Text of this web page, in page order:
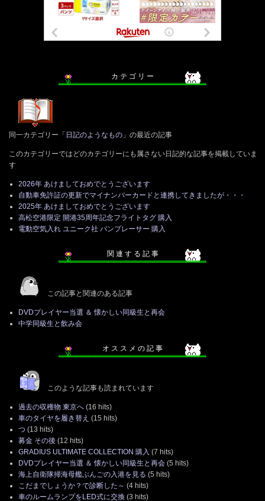
カ テ ゴ リ ー
同一カテゴリー「 日記のようなもの 」の最近の記事
このカテゴリーではどのカテゴリーにも属さない日記的な記事を掲載していま
す
2026年 あけましておめでとうございます
自動車免許証の更新でマイナンバーカードと連携してきましたが・・・
2025年 あけましておめでとうございます
高松空港限定 開港35周年記念フライトタグ 購入
電動空気入れ ユニーク社 パンプレーサー 購入
関 連 す る 記 事
この記事と関連のある記事
DVDプレイヤー当選 ＆ 懐かしい同級生と再会
中学同級生と飲み会
オ ス ス メ の 記 事
このような記事も読まれています
過去の収穫物 東京へ (16 hits)
車のタイヤを履き替え (15 hits)
つ (13 hits)
募金 その後 (12 hits)
GRADIUS ULTIMATE COLLECTION 購入 (7 hits)
DVDプレイヤー当選 ＆ 懐かしい同級生と再会 (5 hits)
海上自衛隊掃海母艦ぶんごの入港を見る (5 hits)
こだまでしょうか？で診断した～ (4 hits)
車のルームランプをLED式に交換 (3 hits)